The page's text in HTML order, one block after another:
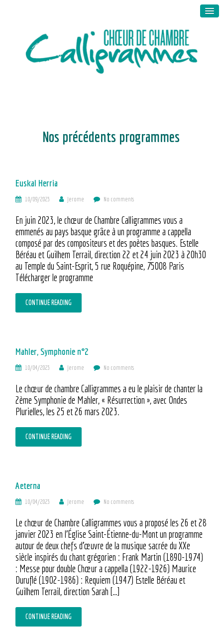
Nos précédents programmes
Euskal Herria
10/09/2023 Jerome No comments
En juin 2023, le chœur de Chambre Calligrammes vous a
emmenés au pays basque grâce à un programme a cappella
composé par des compositeurs et des poètes basques. Estelle
Béréau et Guilhem Terrail, direction 22 et 24 juin 2023 à 20h30
au Temple du Saint-Esprit, 5 rue Roquépine, 75008 Paris
Télécharger le programme
CONTINUE READING
Mahler, Symphonie n°2
10/04/2023 Jerome No comments
Le chœur de chambre Calligrammes a eu le plaisir de chanter la
2ème Symphonie de Mahler, « Résurrection », avec Ondes
Plurielles, les 25 et 26 mars 2023.
CONTINUE READING
Aeterna
10/04/2023 Jerome No comments
Le chœur de Chambre Calligrammes vous a proposé les 26 et 28
janvier 2023 en l’Église Saint-Étienne-du-Mont un programme
autour de deux chefs d’œuvre de la musique sacrée du XXe
siècle inspirés du chant grégorien : Frank Martin (1890-1974)
: Messe pour double Chœur a cappella (1922-1926) Maurice
Duruflé (1902-1986) : Requiem (1947) Estelle Béréau et
Guilhem Terrail, direction Sarah […]
CONTINUE READING